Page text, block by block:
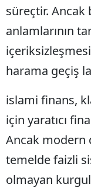
süreçtir. Ancak
anlamlarının
harama geçiş
islami finans,
için yaratıcı
Ancak modern
temelde faizli
olmayan